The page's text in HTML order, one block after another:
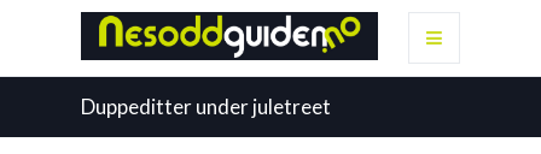
Duppeditter under juletreet